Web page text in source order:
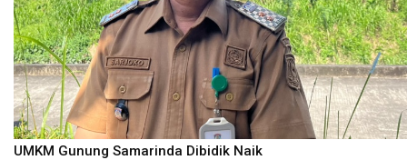
UMKM Gunung Samarinda Dibidik Naik